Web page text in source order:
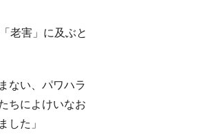
老害」に及ぶと
ない、パワハラ
ちによけいなお
した」